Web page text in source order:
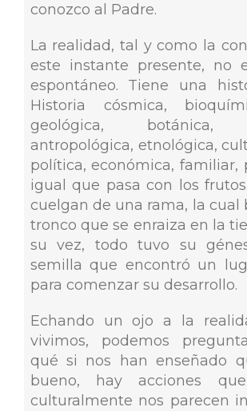
conozco al Padre.
La realidad, tal y como la
este instante presente, no
espontáneo. Tiene una
Historia cósmica,
geológica, botánica,
antropológica, etnológica,
política, económica, familiar,
igual que pasa con los
cuelgan de una rama, la cual
tronco que se enraiza en la
su vez, todo tuvo su
semilla que encontró un
para comenzar su desarrollo.
Echando un ojo a la
vivimos, podemos
qué si nos han enseñado
bueno, hay acciones
culturalmente nos parecen